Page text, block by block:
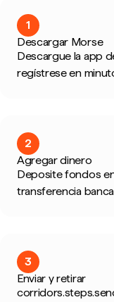
1
Descargar Morse
Descargue la app
regístrese en
2
Agregar dinero
Deposite fondos
transferencia
3
Enviar y retirar